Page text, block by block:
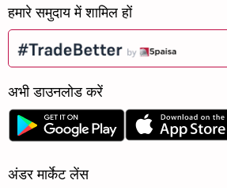
हमारे समुदाय में शामिल हों
अभी डाउनलोड करें
अंडर मार्केट लेंस